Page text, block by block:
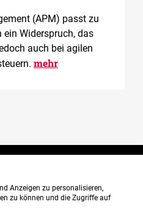
(APM) passt zu
ein Widerspruch, das
auch bei agilen
mehr
Anzeigen zu personalisieren,
zu können und die Zugriffe auf